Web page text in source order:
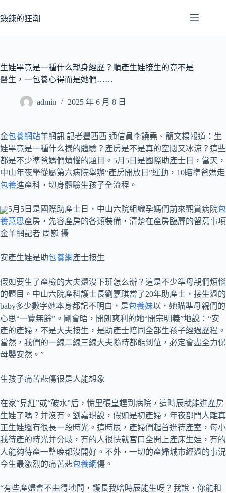
至
容
鍛鍊的狂潮
生娃畢竟是一種什么親身經歷？順產生娃接生的竟不是
醫生，一包養心得而是她們……
admin 2025 年 6 月 8 日
金包養網站羊網訊 記者豐西西 通信員李饒堯、簡文楊報道：生
娃畢竟是一種什么樣的體驗？產房是不是真的空闊又冰涼？這些
都是不少準爸媽們煩惱的題目。5月5日是國際助產士日，當天，
中山年夜學從屬第六病院舉辦“產房開放日”運動，10瞄準爸媽走
包養進產科，切身體驗生孩子全流程。
5月5日是國際助產士日，中山六院組織孕媽們前來觀賞病院包
養意思產房，先容產房的各類裝備，清楚在產房臨蓐的留意事項
金羊網記者 周巍 攝
安產生娃是助包養網產士接生
假如要生了產檢的大夫還沒下班怎么辦？這是不少準母親們煩惱
的題目。中山六院產科護士長劉嘉琪當了20年助產士，接生過的
baby多少數字她本身都記不明白，是包養妹以，她瞄準母親們的
心思“一覽無餘”。剛會晤，開朗爽利的她“開宗明義”地說：“安
產的產婦，不是大夫接生，是助產士陪同全部生孩子經過歷程。
當然，我們的一線二線三線大夫隨時都能到位，必定會盡全力保
母嬰安然。”
生孩子痛苦悲傷很是人能想象
在家“見紅”或“破水”后，慌里張皇趕到病院，這時辰就能進產房
生娃了嗎？并沒有。劉嘉琪說，假如是初產婦，年夜部門人離真
正生娃還有很長一段時光。這時辰，產婦們起首進待產室，每小
我待產的時光并分歧，有的人很快就宮口全開上產床生娃，有的
人能夠待產一整晚都沒開好。不外，一切的產婦城市經過的事況
今生最激烈的痛苦悲包養網傷。
“有些產婦會不由得地問，護長我啥時辰能生呀？我說，你能和